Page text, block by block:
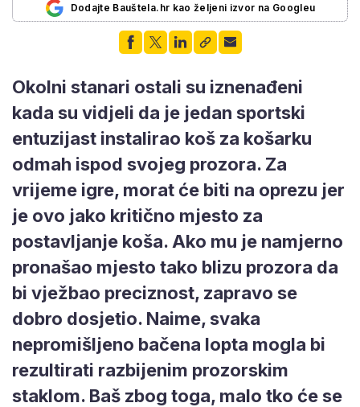
Dodajte Bauštela.hr kao željeni izvor na Googleu
Okolni stanari ostali su iznenađeni
kada su vidjeli da je jedan sportski
entuzijast instalirao koš za košarku
odmah ispod svojeg prozora. Za
vrijeme igre, morat će biti na oprezu jer
je ovo jako kritično mjesto za
postavljanje koša. Ako mu je namjerno
pronašao mjesto tako blizu prozora da
bi vježbao preciznost, zapravo se
dobro dosjetio. Naime, svaka
nepromišljeno bačena lopta mogla bi
rezultirati razbijenim prozorskim
staklom. Baš zbog toga, malo tko će se